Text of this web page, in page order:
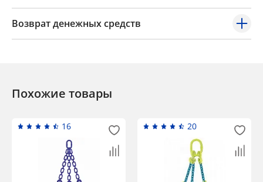
Возврат денежных средств
Похожие товары
16 20